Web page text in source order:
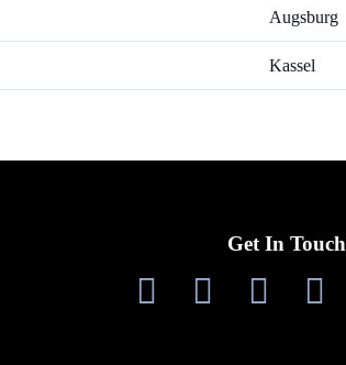
Augsburg
Kassel
Get In Touch